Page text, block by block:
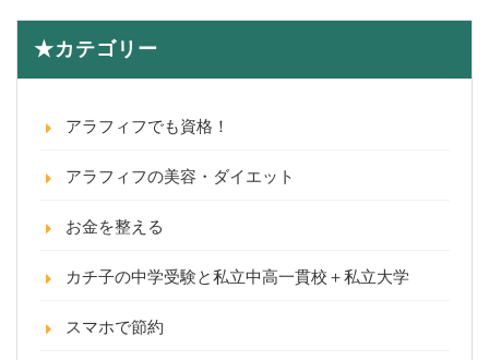
★カテゴリー
アラフィフでも資格！
アラフィフの美容・ダイエット
お金を整える
カチ子の中学受験と私立中高一貫校＋私立大学
スマホで節約